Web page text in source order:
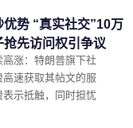
势 “真实社交”10万
先访问权引争议
涨：特朗普旗下社
速获取其帖文的服
示抵触，同时担忧